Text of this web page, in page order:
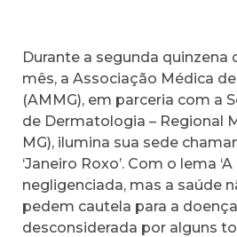
Durante a segunda
mês, a Associação Médica
(AMMG), em parceria com a
de Dermatologia – Regional
MG), ilumina sua sede
‘Janeiro Roxo’. Com o lema
negligenciada, mas a saúde
pedem cautela para a
desconsiderada por alguns